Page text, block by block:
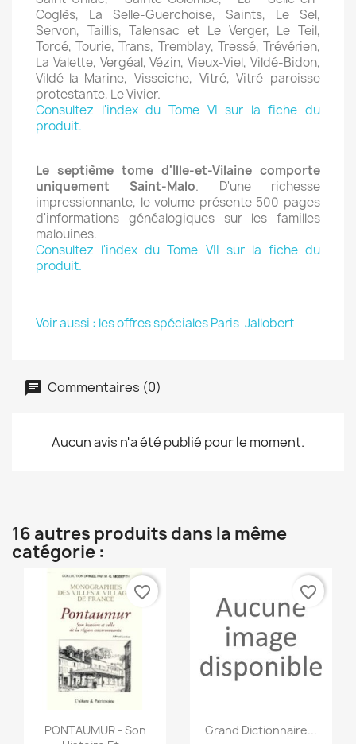
Coglès, La Selle-Guerchoise, Saints, Le Sel,
Servon, Taillis, Talensac et Le Verger, Le Teil,
Torcé, Tourie, Trans, Tremblay, Tressé, Trévérien,
La Valette, Vergéal, Vézin, Vieux-Viel, Vildé-Bidon,
Vildé-la-Marine, Visseiche, Vitré, Vitré paroisse
protestante, Le Vivier.
Consultez l'index du Tome VI sur la fiche du
produit.
Le septième tome d'Ille-et-Vilaine comporte
uniquement Saint-Malo. D'une richesse
impressionnante, le volume présente 500 pages
d'informations généalogiques sur les familles
malouines.
Consultez l'index du Tome VII sur la fiche du
produit.
Voir aussi : les offres spéciales Paris-Jallobert
Commentaires (0)
Aucun avis n'a été publié pour le moment.
16 autres produits dans la même
catégorie :
Aperçu rapide
PONTAUMUR - Son
favorite_border
Aperçu rapide
Grand Dictionnaire...
favorite_border